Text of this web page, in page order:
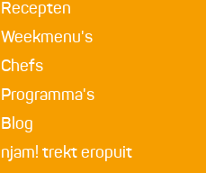
Recepten
Weekmenu's
Chefs
Programma's
Blog
njam! trekt eropuit